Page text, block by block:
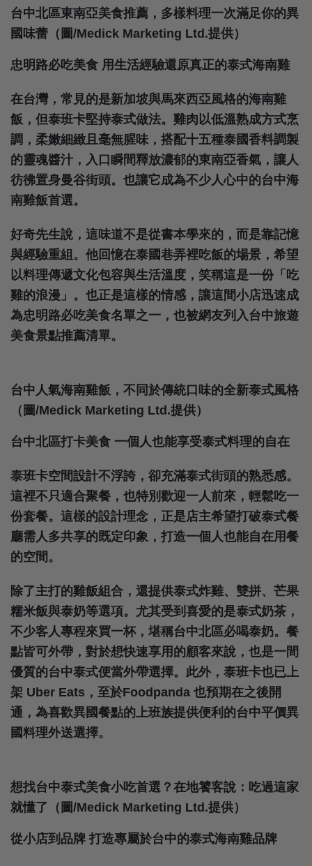
台中北區東南亞美食推薦，多樣料理一次滿足你的異
國味蕾（圖/Medick Marketing Ltd.提供）
忠明路必吃美食 用生活經驗還原真正的泰式海南雞
在台灣，常見的是新加坡與馬來西亞風格的海南雞
飯，但泰班卡堅持泰式做法。雞肉以低溫熟成方式烹
調，柔嫩細緻且毫無腥味，搭配十五種泰國香料調製
的靈魂醬汁，入口瞬間釋放濃郁的東南亞香氣，讓人
彷彿置身曼谷街頭。也讓它成為不少人心中的台中海
南雞飯首選。
好奇先生說，這味道不是從書本學來的，而是靠記憶
與經驗重組。他回憶在泰國巷弄裡吃飯的場景，希望
以料理傳遞文化包容與生活溫度，笑稱這是一份「吃
雞的浪漫」。也正是這樣的情感，讓這間小店迅速成
為忠明路必吃美食名單之一，也被網友列入台中旅遊
美食景點推薦清單。
台中人氣海南雞飯，不同於傳統口味的全新泰式風格
（圖/Medick Marketing Ltd.提供）
台中北區打卡美食 一個人也能享受泰式料理的自在
泰班卡空間設計不浮誇，卻充滿泰式街頭的熟悉感。
這裡不只適合聚餐，也特別歡迎一人前來，輕鬆吃一
份套餐。這樣的設計理念，正是店主希望打破泰式餐
廳需人多共享的既定印象，打造一個人也能自在用餐
的空間。
除了主打的雞飯組合，還提供泰式炸雞、雙拼、芒果
糯米飯與泰奶等選項。尤其受到喜愛的是泰式奶茶，
不少客人專程來買一杯，堪稱台中北區必喝泰奶。餐
點皆可外帶，對於想快速享用的顧客來說，也是一間
優質的台中泰式便當外帶選擇。此外，泰班卡也已上
架 Uber Eats，至於foodpanda 也預期在之後開
通，為喜歡異國餐點的上班族提供便利的台中平價異
國料理外送選擇。
想找台中泰式美食小吃首選？在地饕客說：吃過這家
就懂了（圖/Medick Marketing Ltd.提供）
從小店到品牌 打造專屬於台中的泰式海南雞品牌